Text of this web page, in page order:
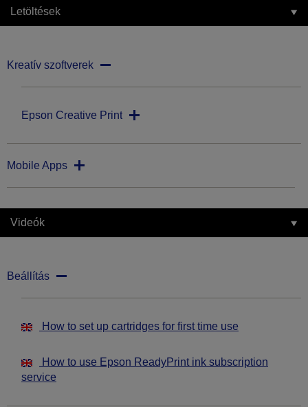
Letöltések
Kreatív szoftverek
Epson Creative Print
Mobile Apps
Videók
Beállítás
How to set up cartridges for first time use
How to use Epson ReadyPrint ink subscription
service